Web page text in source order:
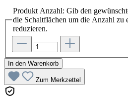
Produkt Anzahl: Gib den
die Schaltflächen um die Anzahl zu
reduzieren.
In den Warenkorb
Zum Merkzettel